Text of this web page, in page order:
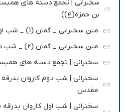
سخنرانی | تجمع دسته های
بن حمزه(ع))
متن سخنرانی _ گمان (1) _ شب اول محرم 1405
متن سخنرانی _ گمان (2) _ شب دوم محرم 1405
سخنرانی | تجمع دسته های
سخنرانی | شب دوم کاروان
مقدس
سخنرانی | شب اول کاروان